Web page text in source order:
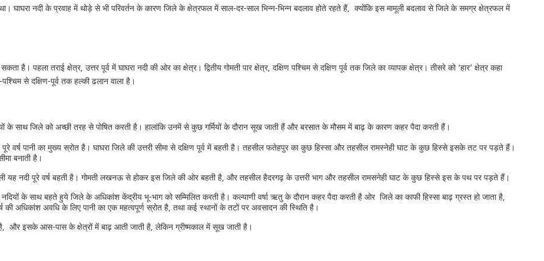
घाघरा नदी के प्रवाह में थोड़े से भी परिवर्तन के कारण जिले के क्षेत्रफल में साल-दर-साल भिन्न-भिन्न बदलाव होते रहते हैं, क्योंकि इस मामूली बदलाव से जिले के समग्र क्षेत्रफल में
है। पहला तराई क्षेत्र, उत्तर पूर्व में घाघरा नदी की ओर का क्षेत्र। द्वितीय गोमती पार क्षेत्र, दक्षिण पश्चिम से दक्षिण पूर्व तक जिले का व्यापक क्षेत्र। तीसरे को ‘हार’ क्षेत्र कहा
से दक्षिण-पूर्व तक हल्की ढलान वाला है।
के साथ जिले को अच्छी तरह से पोषित करती है। हालांकि उनमें से कुछ गर्मियों के दौरान सूख जाती हैं और बरसात के मौसम में बाढ़ के कारण कहर पैदा करती हैं।
वर्ष पानी का मुख्य स्रोत है। घाघरा जिले की उत्तरी सीमा से दक्षिण पूर्व में बहती है। तहसील फतेहपुर का कुछ हिस्सा और तहसील रामस्नेही घाट के कुछ हिस्से इसके तट पर पड़ते हैं।
बनाती है।
वाली यह नदी पूरे वर्ष बहती है। गोमती लखनऊ से होकर इस जिले की ओर बहती है, और तहसील हैदरगढ़ के उत्तरी भाग और तहसील रामसनेही घाट के कुछ हिस्से इस के पथ पर पड़ते हैं।
के साथ बहते हुये जिले के अधिकांश केंद्रीय भू-भाग को सम्मिलित करती है। कल्याणी वर्षा ऋतु के दौरान कहर पैदा करती है ओर जिले का काफी हिस्सा बाढ़ ग्रस्त हो जाता है,
की अधिकांश अवधि के लिए पानी का एक महत्वपूर्ण स्रोत है, तथा कई स्थानों के तटों पर अवसादन की स्थिति है।
है, और इसके आस-पास के क्षेत्रों में बाढ़ आती जाती है, लेकिन ग्रीष्मकाल में सूख जाती है।